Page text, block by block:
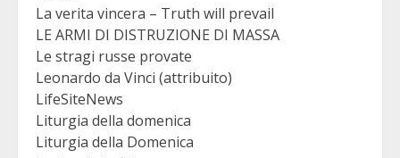
La verita vincera – Truth will prevail
LE ARMI DI DISTRUZIONE DI MASSA
Le stragi russe provate
Leonardo da Vinci (attribuito)
LifeSiteNews
Liturgia della domenica
Liturgia della Domenica